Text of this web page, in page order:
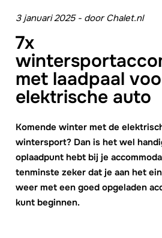
3 januari 2025 - doorChalet.nl
7x
met laadpaal
elektrische auto
Komende winter met de
wintersport? Dan is het wel
oplaadpunt hebt bij je
tenminste zeker dat je aan het
weer met een goed opgeladen
kunt beginnen.